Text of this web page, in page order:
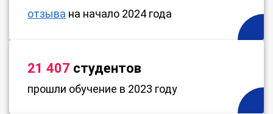
отзыва на начало 2024 года
21 407 студентов
прошли обучение в 2023 году